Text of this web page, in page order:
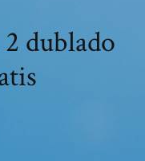
dublado